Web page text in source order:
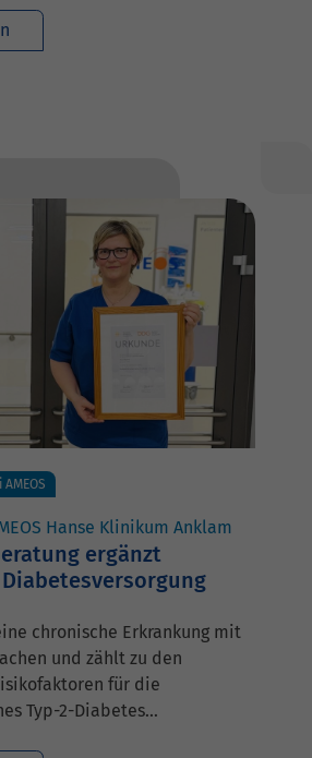
Hanse Klinikum Anklam
ergänzt
chronische Erkrankung mit
und zählt zu den
für die
Typ-2-Diabetes…